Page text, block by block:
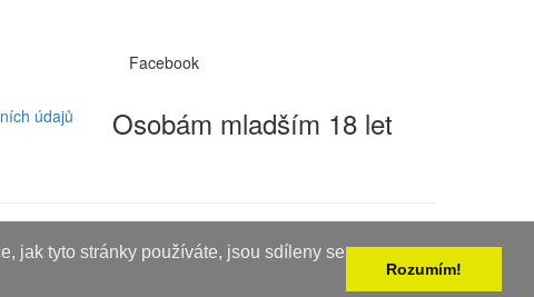
jak tyto stránky používáte, jsou sdíleny se
Rozumím!
údajů
Facebook
Osobám mladším 18 let